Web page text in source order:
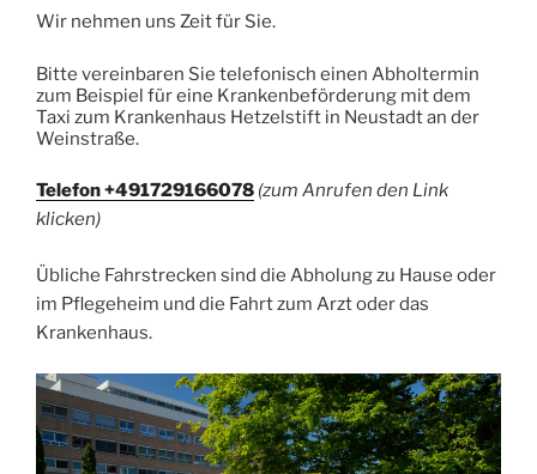
Wir nehmen uns Zeit für Sie.
Bitte vereinbaren Sie telefonisch einen Abholtermin
zum Beispiel für eine Krankenbeförderung mit dem
Taxi zum Krankenhaus Hetzelstift in Neustadt an der
Weinstraße.
Telefon +491729166078 (zum Anrufen den Link
klicken)
Übliche Fahrstrecken sind die Abholung zu Hause oder
im Pflegeheim und die Fahrt zum Arzt oder das
Krankenhaus.